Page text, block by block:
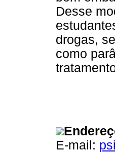
Desse
drogas,
como
E-mail: